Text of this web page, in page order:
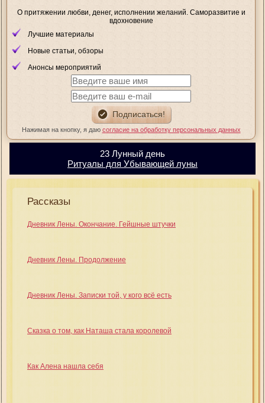
О притяжении любви, денег, исполнении желаний. Саморазвитие и
вдохновение
Лучшие материалы
Новые статьи, обзоры
Анонсы мероприятий
Нажимая на кнопку, я даю согласие на обработку персональных данных
23 Лунный день
Ритуалы для Убывающей луны
Рассказы
Дневник Лены. Окончание. Гейшные штучки
Дневник Лены. Продолжение
Дневник Лены. Записки той, у кого всё есть
Сказка о том, как Наташа стала королевой
Как Алена нашла себя